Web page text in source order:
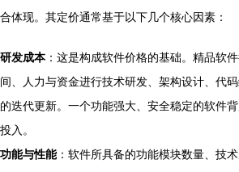
合体现。其定价通常基于以下几个核心因素：
研发成本：这是构成软件价格的基础。精品软
间、人力与资金进行技术研发、架构设计、代
的迭代更新。一个功能强大、安全稳定的软件
投入。
功能与性能：软件所具备的功能模块数量、技